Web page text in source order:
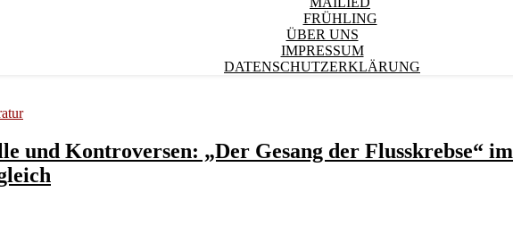
FRÜHLING
ÜBER UNS
IMPRESSUM
DATENSCHUTZERKLÄRUNG
und Kontroversen: „Der Gesang der Flusskrebse“ im